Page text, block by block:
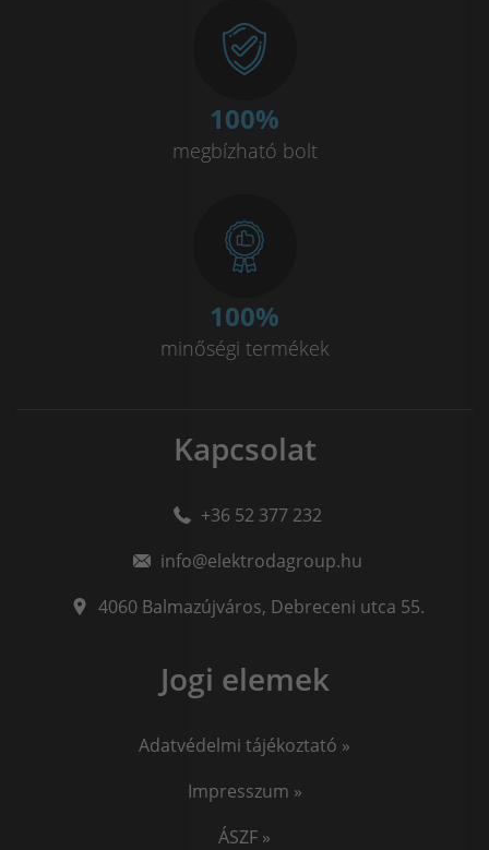
100%
megbízható bolt
100%
minőségi termékek
Kapcsolat
+36 52 377 232
info@elektrodagroup.hu
4060 Balmazújváros, Debreceni utca 55.
Jogi elemek
Adatvédelmi tájékoztató »
Impresszum »
ÁSZF »